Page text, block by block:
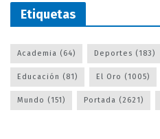
Etiquetas
Academia (64) Deportes (183)
Educación (81) El Oro (1005)
Mundo (151) Portada (2621)